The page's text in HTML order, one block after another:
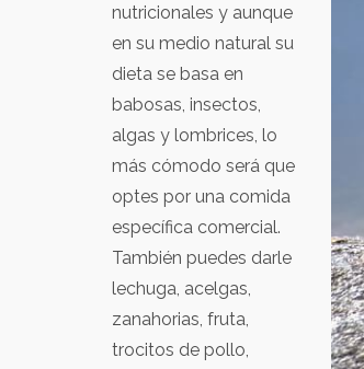
nutricionales y aunque
en su medio natural su
dieta se basa en
babosas, insectos,
algas y lombrices, lo
más cómodo será que
optes por una comida
específica comercial.
También puedes darle
lechuga, acelgas,
zanahorias, fruta,
trocitos de pollo,